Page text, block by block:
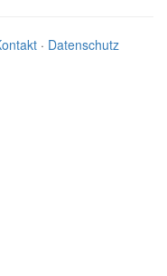
· Datenschutz